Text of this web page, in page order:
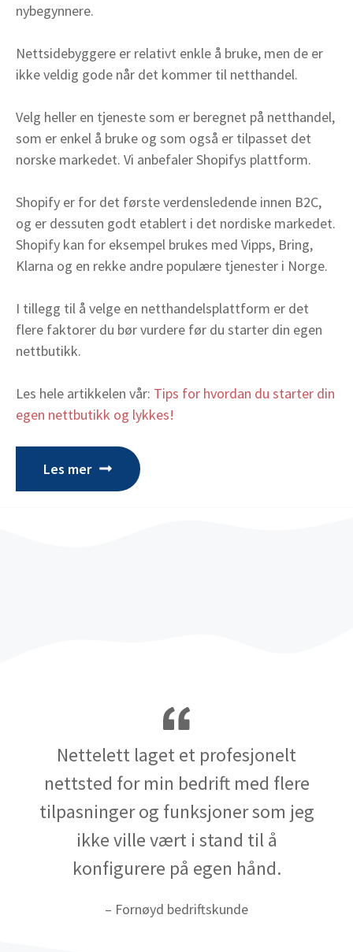
nybegynnere.
Nettsidebyggere er relativt enkle å bruke, men de er
ikke veldig gode når det kommer til netthandel.
Velg heller en tjeneste som er beregnet på netthandel,
som er enkel å bruke og som også er tilpasset det
norske markedet. Vi anbefaler Shopifys plattform.
Shopify er for det første verdensledende innen B2C,
og er dessuten godt etablert i det nordiske markedet.
Shopify kan for eksempel brukes med Vipps, Bring,
Klarna og en rekke andre populære tjenester i Norge.
I tillegg til å velge en netthandelsplattform er det
flere faktorer du bør vurdere før du starter din egen
nettbutikk.
Les hele artikkelen vår: Tips for hvordan du starter din
egen nettbutikk og lykkes!
Les mer
Nettelett laget et profesjonelt
nettsted for min bedrift med flere
tilpasninger og funksjoner som jeg
ikke ville vært i stand til å
konfigurere på egen hånd.
– Fornøyd bedriftskunde